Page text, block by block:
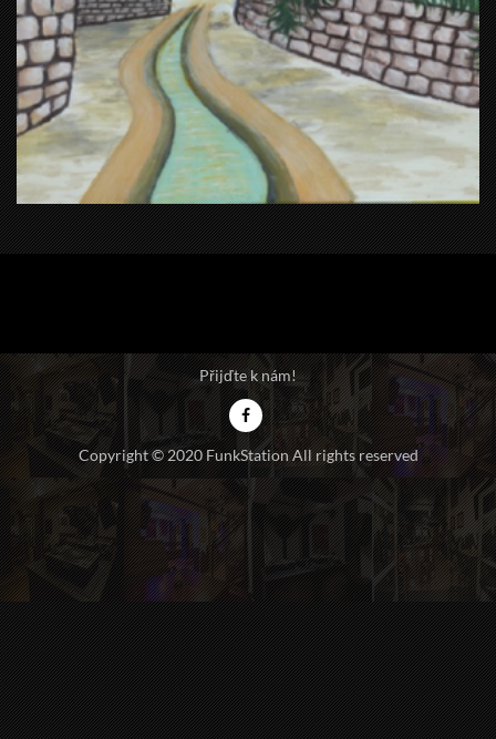
Přijďte k nám!
Copyright © 2020 FunkStation All rights reserved